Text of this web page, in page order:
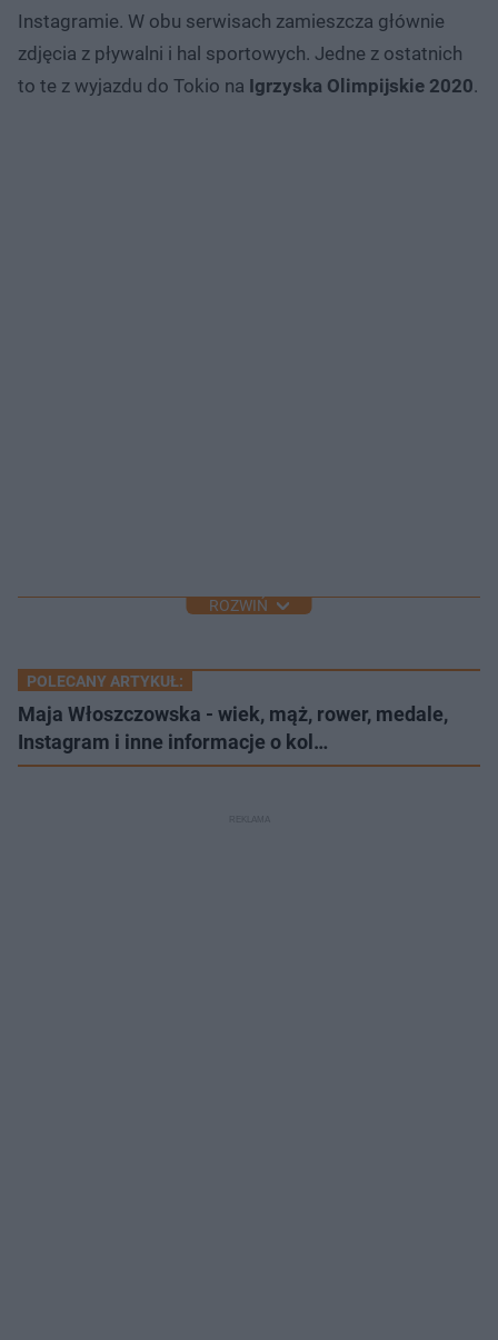
Instagramie. W obu serwisach zamieszcza głównie
zdjęcia z pływalni i hal sportowych. Jedne z ostatnich
to te z wyjazdu do Tokio na Igrzyska Olimpijskie 2020.
ROZWIŃ
POLECANY ARTYKUŁ:
Maja Włoszczowska - wiek, mąż, rower, medale,
Instagram i inne informacje o kol…